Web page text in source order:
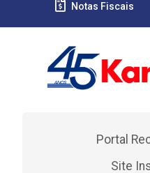
Notas Fiscais
Portal
Site